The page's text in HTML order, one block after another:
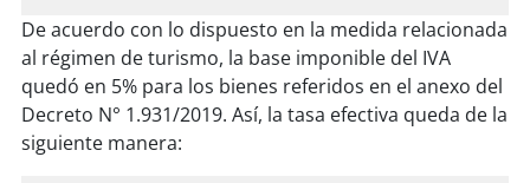
De acuerdo con lo dispuesto en la medida relacionada
al régimen de turismo, la base imponible del IVA
quedó en 5% para los bienes referidos en el anexo del
Decreto N° 1.931/2019. Así, la tasa efectiva queda de la
siguiente manera: